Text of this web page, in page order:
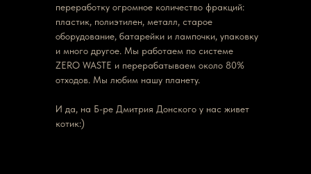
переработку огромное количество фракций:
пластик, полиэтилен, металл, старое
оборудование, батарейки и лампочки, упаковку
и много другое. Мы работаем по системе
ZERO WASTE и перерабатываем около 80%
отходов. Мы любим нашу планету.
И да, на Б-ре Дмитрия Донского у нас живет
котик:)